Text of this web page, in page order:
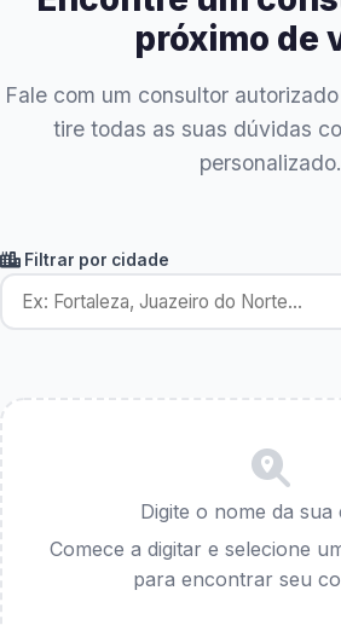
próximo de
Fale com um consultor
tire todas as suas dúvidas
personalizado.
Filtrar por cidade
Digite o nome da sua
Comece a digitar e selecione
para encontrar seu